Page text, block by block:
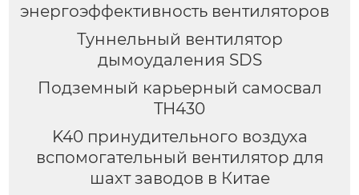
энергоэффективность вентиляторов
Туннельный вентилятор
дымоудаления SDS
Подземный карьерный самосвал
TH430
K40 принудительного воздуха
вспомогательный вентилятор для
шахт заводов в Китае